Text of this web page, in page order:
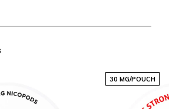
heeft een SLIM afmeting, ideaal
klanten
30 MG/POUCH